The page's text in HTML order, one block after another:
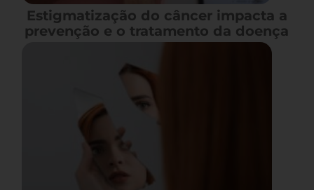
Estigmatização do câncer impacta a
prevenção e o tratamento da doença